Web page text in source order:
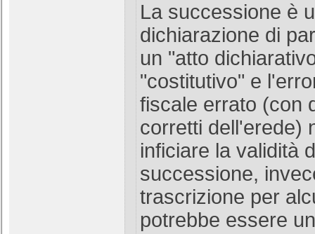
La successione è
dichiarazione di
un "atto
"costitutivo" e
fiscale errato (con
corretti dell'erede)
inficiare la validità
successione,
trascrizione per
potrebbe essere